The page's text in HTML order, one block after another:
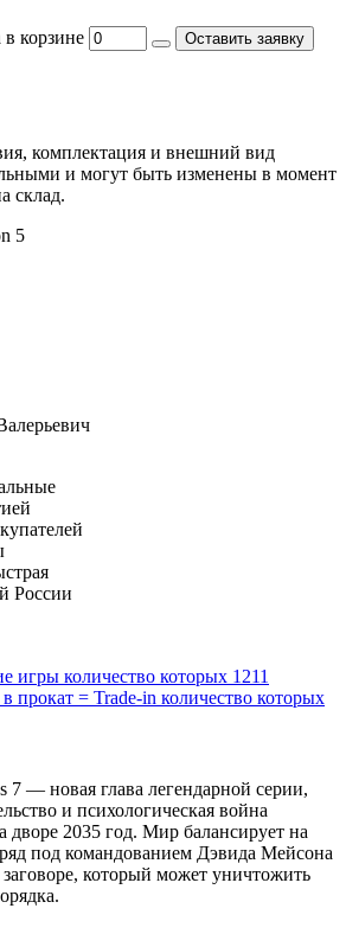
в корзине
Оставить заявку
комплектация и внешний вид
и могут быть изменены в момент
склад.
5
России
игры количество которых 1211
в прокат = Trade-in количество которых
7 — новая глава легендарной серии,
и психологическая война
дворе 2035 год. Мир балансирует на
под командованием Дэвида Мейсона
заговоре, который может уничтожить